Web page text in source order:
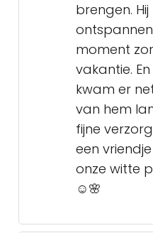
brengen.
moment
vakantie.
kwam er
van hem
fijne
een
onze witte
☺️🌸